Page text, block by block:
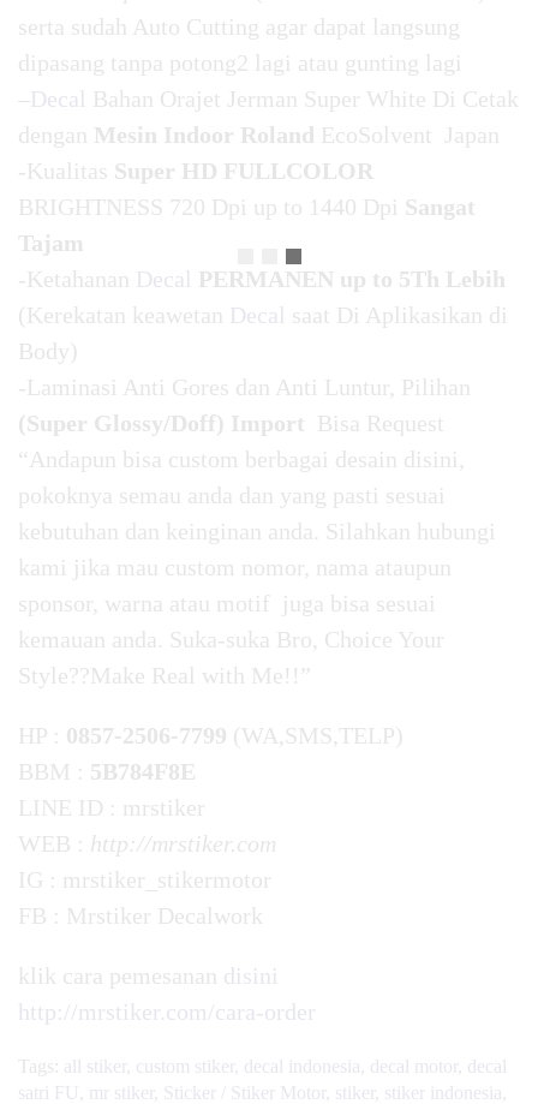
serta sudah Auto Cutting agar dapat langsung
dipasang tanpa potong2 lagi atau gunting lagi
–Decal Bahan Orajet Jerman Super White Di Cetak
dengan Mesin Indoor Roland EcoSolvent Japan
-Kualitas Super HD FULLCOLOR
BRIGHTNESS 720 Dpi up to 1440 Dpi Sangat
Tajam
-Ketahanan Decal PERMANEN up to 5Th Lebih
(Kerekatan keawetan Decal saat Di Aplikasikan di
Body)
-Laminasi Anti Gores dan Anti Luntur, Pilihan
(Super Glossy/Doff) Import Bisa Request
“Andapun bisa custom berbagai desain disini,
pokoknya semau anda dan yang pasti sesuai
kebutuhan dan keinginan anda. Silahkan hubungi
kami jika mau custom nomor, nama ataupun
sponsor, warna atau motif juga bisa sesuai
kemauan anda. Suka-suka Bro, Choice Your
Style??Make Real with Me!!”
HP : 0857-2506-7799 (WA,SMS,TELP)
BBM : 5B784F8E
LINE ID : mrstiker
WEB : http://mrstiker.com
IG : mrstiker_stikermotor
FB : Mrstiker Decalwork
klik cara pemesanan disini
http://mrstiker.com/cara-order
Tags: all stiker custom stiker decal indonesia decal motor
decal
satri FU
mr stiker Sticker / Stiker Motor stiker stiker indonesia